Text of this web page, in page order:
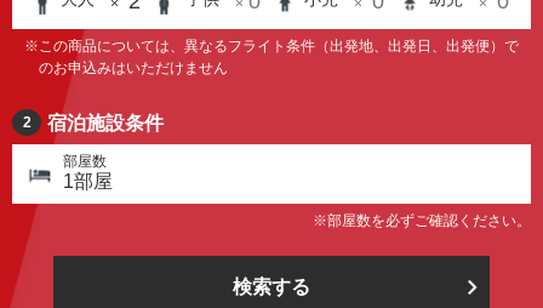
※この商品については、異なるフライト条件 （出発地、出発日、出発便）で
のお申込みはいただけません
2 宿泊施設条件
部屋数
1部屋
※部屋数を必ずご確認ください。
検索する